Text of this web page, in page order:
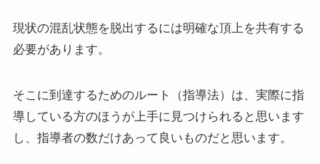
現状の混乱状態を脱出するには明確な頂上を共有する
必要があります。
そこに到達するためのルート（指導法）は、実際に指
導している方のほうが上手に見つけられると思います
し、指導者の数だけあって良いものだと思います。